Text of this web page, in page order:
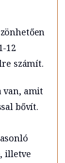
12
számít.
van, amit
bővít.
illetve